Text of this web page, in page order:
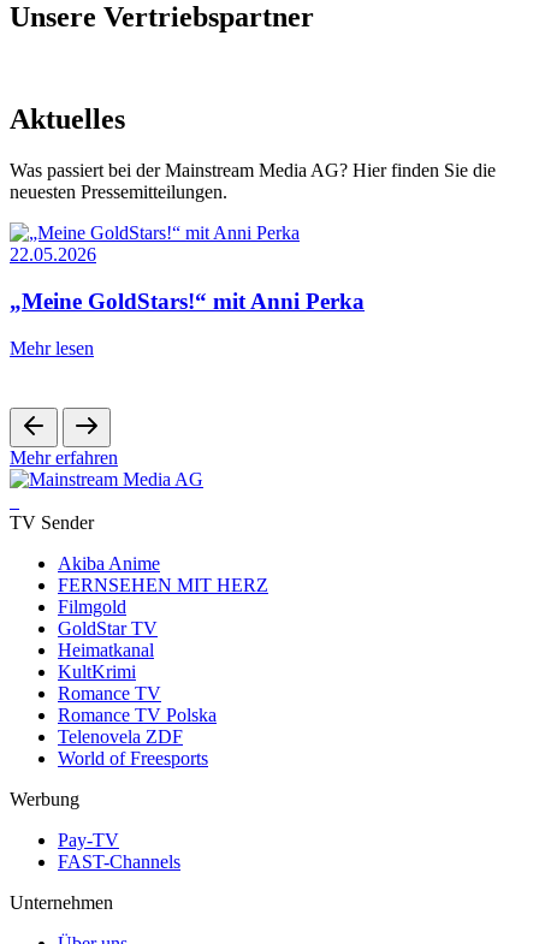
Unsere Vertriebspartner
Aktuelles
Was passiert bei der Mainstream Media AG? Hier finden Sie die
neuesten Pressemitteilungen.
22.05.2026
„Meine GoldStars!“ mit Anni Perka
Mehr lesen
Mehr erfahren
TV Sender
Akiba Anime
FERNSEHEN MIT HERZ
Filmgold
GoldStar TV
Heimatkanal
KultKrimi
Romance TV
Romance TV Polska
Telenovela ZDF
World of Freesports
Werbung
Pay-TV
FAST-Channels
Unternehmen